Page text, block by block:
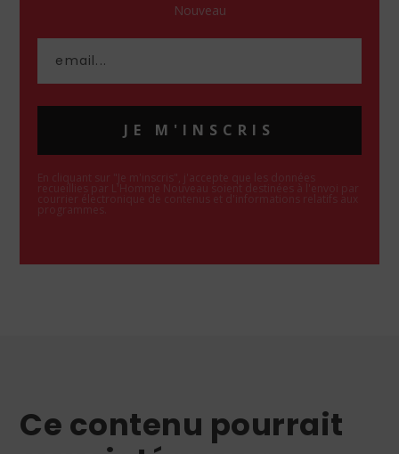
Nouveau
JE M'INSCRIS
En cliquant sur "Je m'inscris", j'accepte que les données
recueillies par L'Homme Nouveau soient destinées à l'envoi par
courrier électronique de contenus et d'informations relatifs aux
programmes.
Ce contenu pourrait